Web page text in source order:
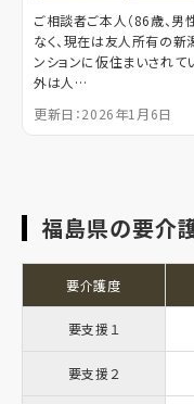
ご相談者ご本人（86歳、男
なく、現在は友人所有の新
ンションに仮住まいされて
外は人…
更新日：2026年1月6日
福島県の要介
要介護度
要支援１
要支援２